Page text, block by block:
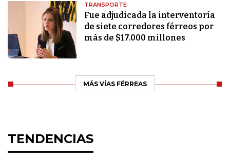
TRANSPORTE
Fue adjudicada la interventoría
de siete corredores férreos por
más de $17.000 millones
MÁS VÍAS FÉRREAS
TENDENCIAS